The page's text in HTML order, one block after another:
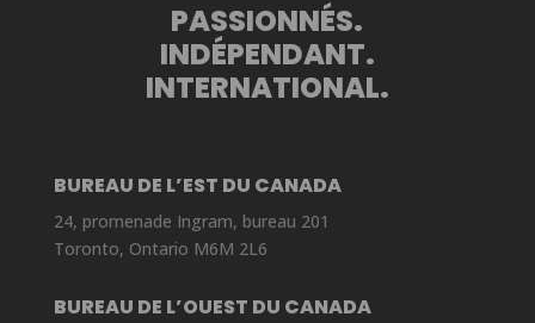
PASSIONNÉS.
INDÉPENDANT.
INTERNATIONAL.
BUREAU DE L’EST DU CANADA
24, promenade Ingram, bureau 201
Toronto, Ontario M6M 2L6
BUREAU DE L’OUEST DU CANADA